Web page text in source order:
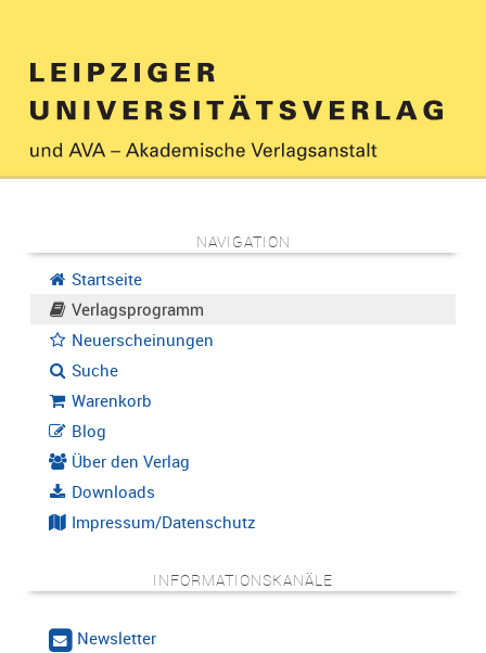
NAVIGATION
Startseite
Verlagsprogramm
Neuerscheinungen
Suche
Warenkorb
Blog
Über den Verlag
Downloads
Impressum/Datenschutz
INFORMATIONSKANÄLE
Newsletter